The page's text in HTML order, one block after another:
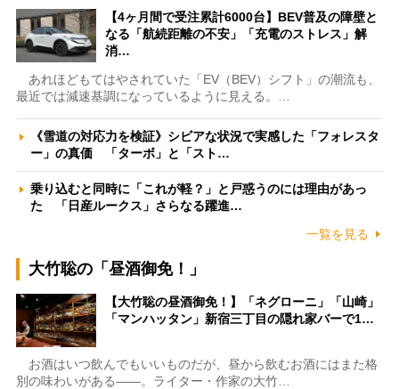
【4ヶ月間で受注累計6000台】BEV普及の障壁と
なる「航続距離の不安」「充電のストレス」解
消…
あれほどもてはやされていた「EV（BEV）シフト」の潮流も、
最近では減速基調になっているように見える。…
《雪道の対応力を検証》シビアな状況で実感した「フォレスタ
ー」の真価 「ターボ」と「スト…
乗り込むと同時に「これが軽？」と戸惑うのには理由があっ
た 「日産ルークス」さらなる躍進…
一覧を見る
大竹聡の「昼酒御免！」
【大竹聡の昼酒御免！】「ネグローニ」「山崎」
「マンハッタン」新宿三丁目の隠れ家バーで1…
お酒はいつ飲んでもいいものだが、昼から飲むお酒にはまた格
別の味わいがある――。ライター・作家の大竹…